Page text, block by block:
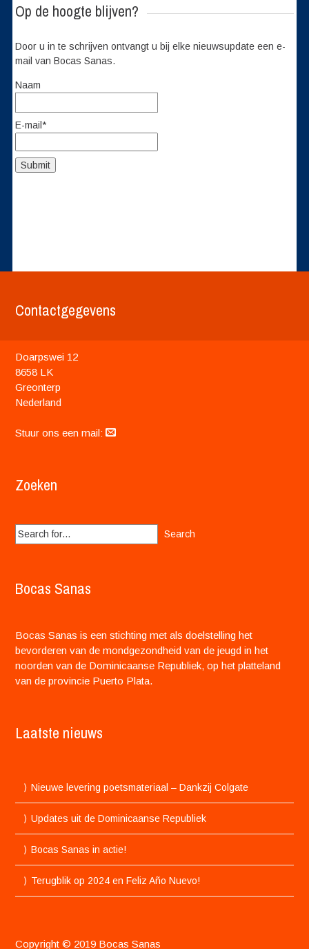
Op de hoogte blijven?
Door u in te schrijven ontvangt u bij elke nieuwsupdate een e-
mail van Bocas Sanas.
Naam
E-mail*
Contactgegevens
Doarpswei 12
8658 LK
Greonterp
Nederland
Stuur ons een mail:
Zoeken
Search
for:
Bocas Sanas
Bocas Sanas is een stichting met als doelstelling het
bevorderen van de mondgezondheid van de jeugd in het
noorden van de Dominicaanse Republiek, op het platteland
van de provincie Puerto Plata.
Laatste nieuws
Nieuwe levering poetsmateriaal – Dankzij Colgate
Updates uit de Dominicaanse Republiek
Bocas Sanas in actie!
Terugblik op 2024 en Feliz Año Nuevo!
Copyright © 2019 Bocas Sanas